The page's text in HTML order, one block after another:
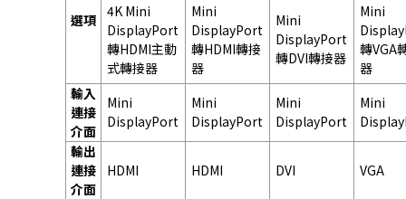
選項
4K Mini
DisplayPort
轉HDMI主動
式轉接器
Mini
DisplayPort
轉HDMI轉接
器
Mini
DisplayPort
轉DVI轉接器
Mini
轉VGA
器
輸入
連接
介面
Mini
DisplayPort
Mini
DisplayPort
Mini
DisplayPort
Mini
輸出
連接
介面
HDMI HDMI DVI VGA